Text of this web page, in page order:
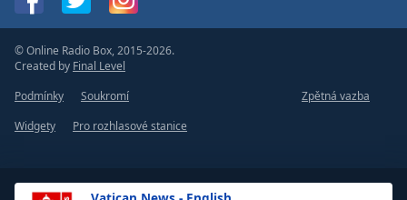
© Online Radio Box, 2015-2026.
Created by Final Level
Podmínky
Soukromí
Zpětná vazba
Widgety
Pro rozhlasové stanice